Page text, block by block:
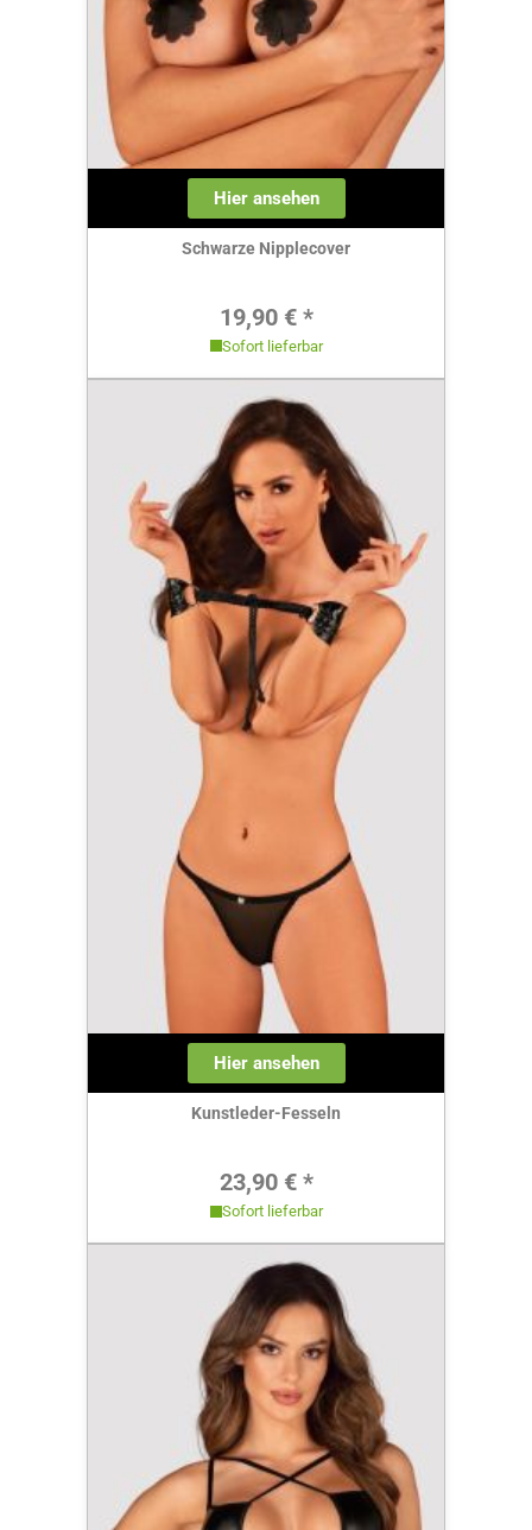
Hier ansehen
Schwarze Nipplecover
Regulärer Preis:
19,90 € *
Sofort lieferbar
Hier ansehen
Kunstleder-Fesseln
Regulärer Preis:
23,90 € *
Sofort lieferbar